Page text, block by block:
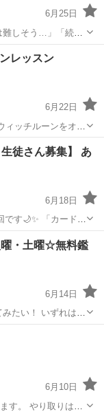
6月25日
しそう…」「続け
ロット講座を開講
レッスン
6月22日
者
徒さん募集】 あ
6月18日
「カードの
読む”を 体感してい
座
曜・土曜☆無料鑑
6月14日
たい！ いずれは、
ってみたい！ な
っているけど 独
6月10日
す。 やり取りはジ